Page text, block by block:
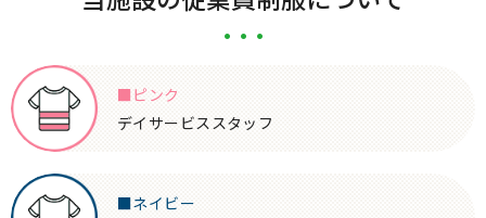
■ピンク
デイサービススタッフ
■ネイビー